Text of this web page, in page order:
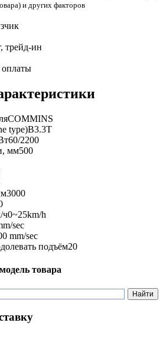
и других факторов
трейд-ин
COMMINS
type)B3.3T
60/2200
мм500
3000
ч0~25km/h
sec
mm/sec
подъём20
товара